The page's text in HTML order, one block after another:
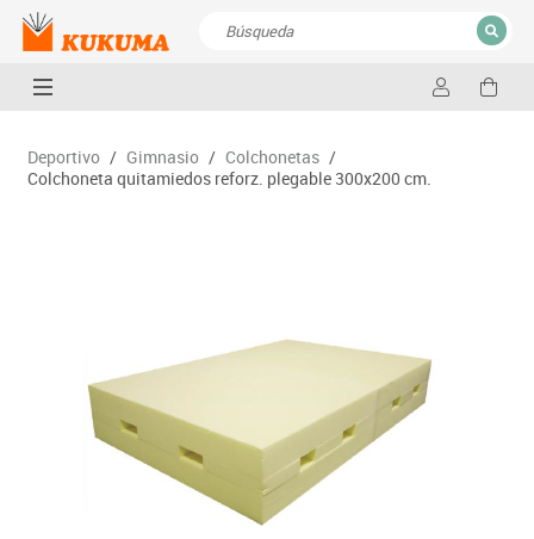
CERRAR
Deportivo / Gimnasio / Colchonetas /
Colchoneta quitamiedos reforz. plegable 300x200 cm.